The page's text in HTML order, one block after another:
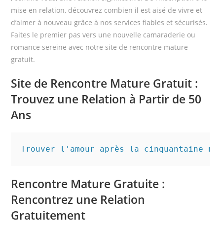
mise en relation, découvrez combien il est aisé de vivre et
d’aimer à nouveau grâce à nos services fiables et sécurisés.
Faites le premier pas vers une nouvelle camaraderie ou
romance sereine avec notre site de rencontre mature
gratuit.
Site de Rencontre Mature Gratuit :
Trouvez une Relation à Partir de 50
Ans
Trouver l'amour après la cinquantaine
Rencontre Mature Gratuite :
Rencontrez une Relation
Gratuitement